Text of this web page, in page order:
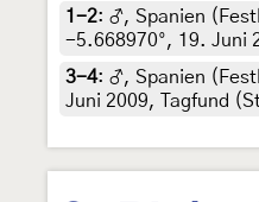
1-2: ♂, Spanien
-5.668970°, 19. Juni
3-4: ♂, Spanien
Juni 2009, Tagfund